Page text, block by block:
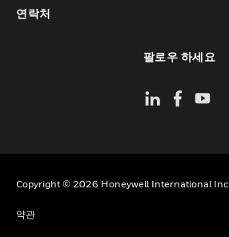
연락처
팔로우 하세요
Copyright © 2026 Honeywell International Inc
약관